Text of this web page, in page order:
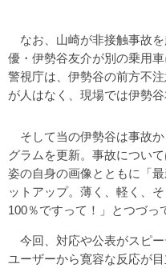
なお、山崎が非接触事故
優・伊勢谷友介が別の乗用
警視庁は、伊勢谷の前方不
が人はなく、現場では伊勢
そして当の伊勢谷は事故
グラムを更新。事故につい
姿の自身の画像とともに「
ットアップ。薄く、軽く、
100％ですって！」とつづっ
今回、対応や公表がスピー
ユーザーから寛容な反応が